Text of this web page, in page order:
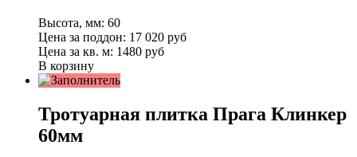
Высота, мм: 60
Цена за поддон: 17 020 руб
Цена за кв. м: 1480 руб
В корзину
Тротуарная плитка Прага Клинкер
60мм